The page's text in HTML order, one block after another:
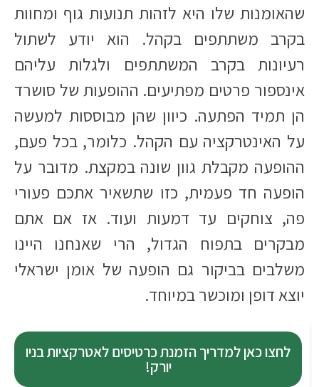
שהאומנות שלו היא לזהות תנועות גוף ומחוות
בקרב משתתפים בקהל. הוא יודע לשתול
רעיונות בקרב המשתתפים ולגלות עליהם
אינספור פרטים מפתיעים. ההופעות של סושרד
הן תמיד הפתעה. כיוון שהן מבוססות למעשה
על האינטרקציה עם הקהל. כלומר, בכל פעם,
ההופעה מקבלת גוון שונה במקצת. מדובר על
הופעה חד פעמית, כזו שתשאיר אתכם פעורי
פה, צוחקים עד דמעות ועוד. אז אם אתם
מבקרים בתפוח הגדול, הרי שאנחנו היינו
משלבים בביקור גם הופעה של אומן ישראלי
יוצא דופן ומוכשר במיוחד.
לחצו כאן למדריך הזמנת כרטיסים לאטרקציות בניו
יורק!